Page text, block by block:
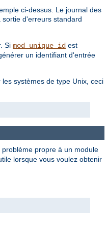
ci-dessus. Le journal des
d'erreurs standard
Si mod_unique_id est
un identifiant d'entrée
systèmes de type Unix, ceci
propre à un module
lorsque vous voulez obtenir